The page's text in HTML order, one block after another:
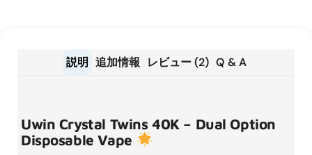
説明 追加情報 レビュー (2) Q & A
Uwin Crystal Twins 40K – Dual Option
Disposable Vape